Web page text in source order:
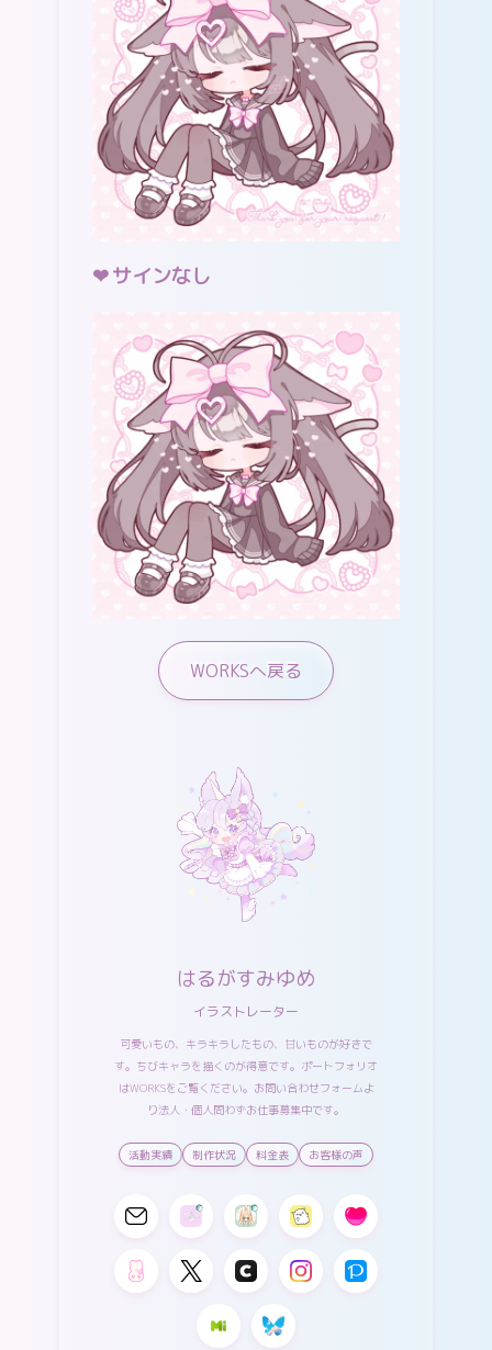
サインなし
WORKSへ戻る
はるがすみゆめ
イラストレーター
可愛いもの、キラキラしたもの、甘いものが好きで
す。ちびキャラを描くのが得意です。ポートフォリオ
はWORKSをご覧ください。 お問い合わせフォームよ
り法人・個人問わずお仕事募集中です。
活動実績 制作状況 料金表 お客様の声